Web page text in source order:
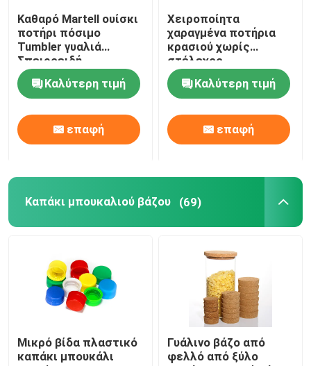
επαφή
Ζητήστε ένα απόσπασμα
Γυάλινα μπουκάλια
Κύπελλα από γυαλί
Γυάλινα είδη οικιακής χρήσης
Καθαρό Martell ουίσκι
ποτήρι πόσιμο
Tumbler γυαλιά
Σπειροειδή
κυματισμό
Καλύτερη τιμή
επαφή
Χειροποίητα
χαραγμένα ποτήρια
κρασιού χωρίς
στέλεχος
Καλύτερη τιμή
επαφή
Καπάκι μπουκαλιού βάζου (69)
Μικρό βίδα πλαστικό
καπάκι μπουκάλι
Γυάλινο βάζο από
φελλό από ξύλο